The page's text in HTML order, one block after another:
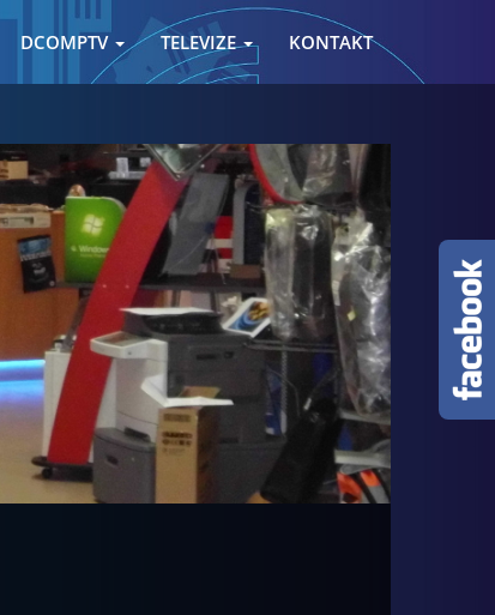
DCOMPTV TELEVIZE KONTAKT